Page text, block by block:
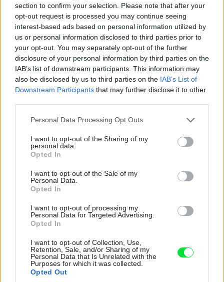
section to confirm your selection. Please note that after your
opt-out request is processed you may continue seeing
interest-based ads based on personal information utilized by
us or personal information disclosed to third parties prior to
your opt-out. You may separately opt-out of the further
disclosure of your personal information by third parties on the
IAB’s list of downstream participants. This information may
also be disclosed by us to third parties on the IAB’s List of
Downstream Participants that may further disclose it to other
Please note that this website/app uses one or more Google
not limited to your visit or usage behaviour. You may click to
grant or deny consent to Google and its third-party tags to
use your data for below specified purposes in below Google
consent section.
Personal Data Processing Opt Outs
I want to opt-out of the Sharing of my
personal data.
Opted In
I want to opt-out of the Sale of my
Personal Data.
Opted In
I want to opt-out of processing my
Personal Data for Targeted Advertising.
Opted In
I want to opt-out of Collection, Use,
Retention, Sale, and/or Sharing of my
Personal Data that Is Unrelated with the
Purposes for which it was collected.
Opted Out
kvalitnejšie dvojvrstvové. Ich najväčšou prednosťou je
nižšia cena. Nie sú však umývateľné a zo všetkých tapiet
sú najmenej odolné proti oderu. Lepidlo sa musí nanášať
priamo na tapetu.
Vinylové tapety sú obľúbené vďaka veľmi vysokej
odolnosti a ľahkej údržbe, no ich lepenie je náročnejšie,
možno aplikovať na rôzne podklady, pričom dobre kryjú